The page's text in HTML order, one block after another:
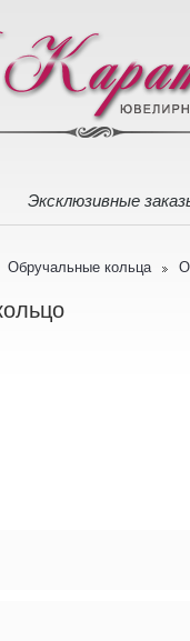
Эксклюзивные
Обручальные кольца